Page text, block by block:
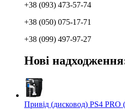
+38 (093) 473-57-74
+38 (050) 075-17-71
+38 (099) 497-97-27
Нові
Привід (дисковод) PS4